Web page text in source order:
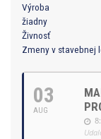
Výroba
žiadny
Živnosť
Zmeny v stavebnej
03
AUG